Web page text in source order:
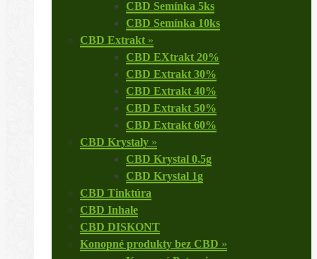
CBD Semínka 5ks
CBD Semínka 10ks
CBD Extrakt »
CBD EXtrakt 20%
CBD Extrakt 30%
CBD Extrakt 40%
CBD Extrakt 50%
CBD Extrakt 60%
CBD Krystaly »
CBD Krystal 0,5g
CBD Krystal 1g
CBD Tinktúra
CBD Inhale
CBD DISKONT
Konopné produkty bez CBD »